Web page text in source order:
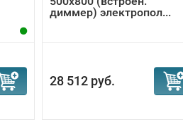
диммер) электропол...
28 512 руб.